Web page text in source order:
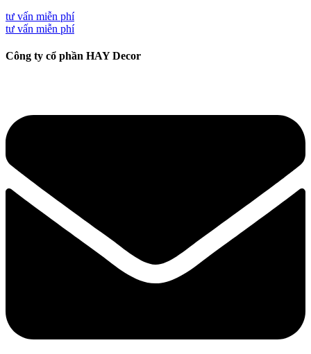
tư vấn miễn phí
tư vấn miễn phí
Công ty cổ phần HAY Decor